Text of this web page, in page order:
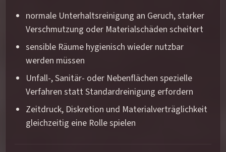
normale Unterhaltsreinigung an Geruch, starker
Verschmutzung oder Materialschäden scheitert
sensible Räume hygienisch wieder nutzbar
werden müssen
Unfall-, Sanitär- oder Nebenflächen spezielle
Verfahren statt Standardreinigung erfordern
Zeitdruck, Diskretion und Materialverträglichkeit
gleichzeitig eine Rolle spielen